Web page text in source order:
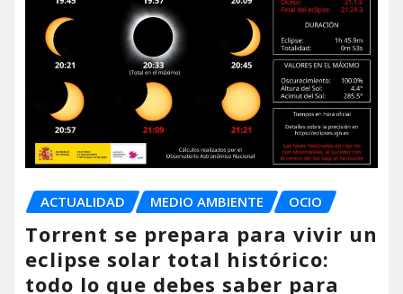
ACTUALIDAD MEDIO AMBIENTE OCIO
Torrent se prepara para vivir un
eclipse solar total histórico:
todo lo que debes saber para